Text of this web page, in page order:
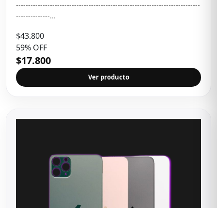
----------------------------------------------------------------------------
--------------...
$43.800
59% OFF
$17.800
Ver producto